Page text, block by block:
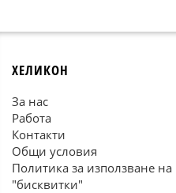
ХЕЛИКОН
За нас
Работа
Контакти
Общи условия
Политика за използване на
"бисквитки"